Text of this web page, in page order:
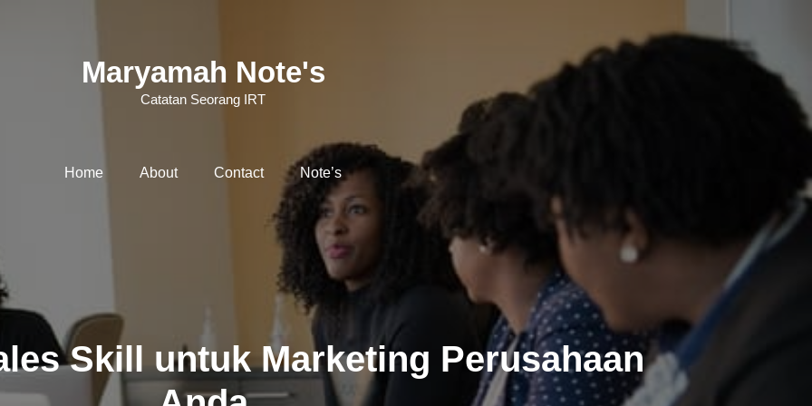
Maryamah Note's
Catatan Seorang IRT
Home About Contact Note’s
Skill untuk Marketing Perusahaan